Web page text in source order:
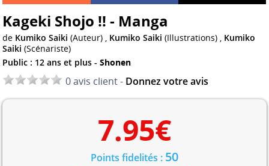
Kageki Shojo !! - Manga
de Kumiko Saiki (Auteur) , Kumiko Saiki (Illustrations) , Kumiko
Saiki (Scénariste)
Public : 12 ans et plus -Shonen
0 avis client - Donnez votre avis
7.95€
Points fidelités : 50